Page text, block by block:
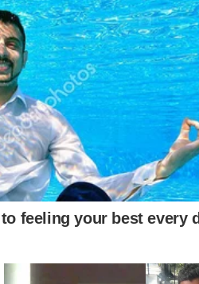
do tambor de crioula. O
políticas públicas de cultura e
crioula como patrimônio
cultural, contribuindo para o
assinado que visa o
nacional junto ao IPHAN. A
tradição cultural do Piauí.
em unir comunidades e